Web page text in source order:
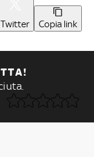
Twitter Copia link